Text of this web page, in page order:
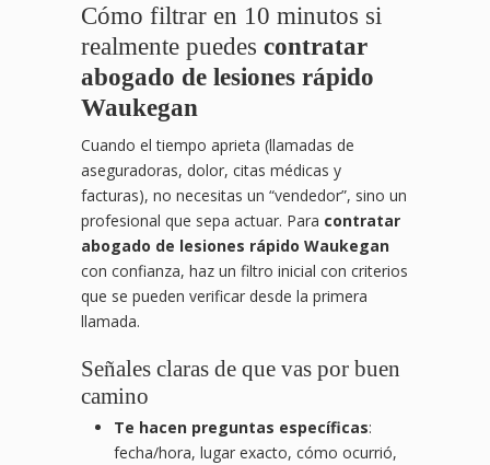
Cómo filtrar en 10 minutos si
realmente puedes contratar
abogado de lesiones rápido
Waukegan
Cuando el tiempo aprieta (llamadas de
aseguradoras, dolor, citas médicas y
facturas), no necesitas un “vendedor”, sino un
profesional que sepa actuar. Para contratar
abogado de lesiones rápido Waukegan
con confianza, haz un filtro inicial con criterios
que se pueden verificar desde la primera
llamada.
Señales claras de que vas por buen
camino
Te hacen preguntas específicas:
fecha/hora, lugar exacto, cómo ocurrió,